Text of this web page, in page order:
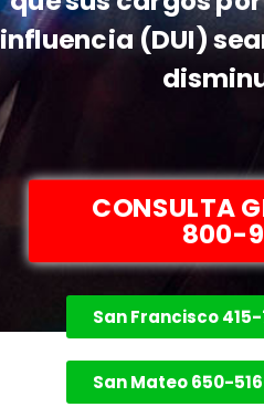
influencia (DUI)
CONSULTA
800-
San Francisco
San Mateo 650-